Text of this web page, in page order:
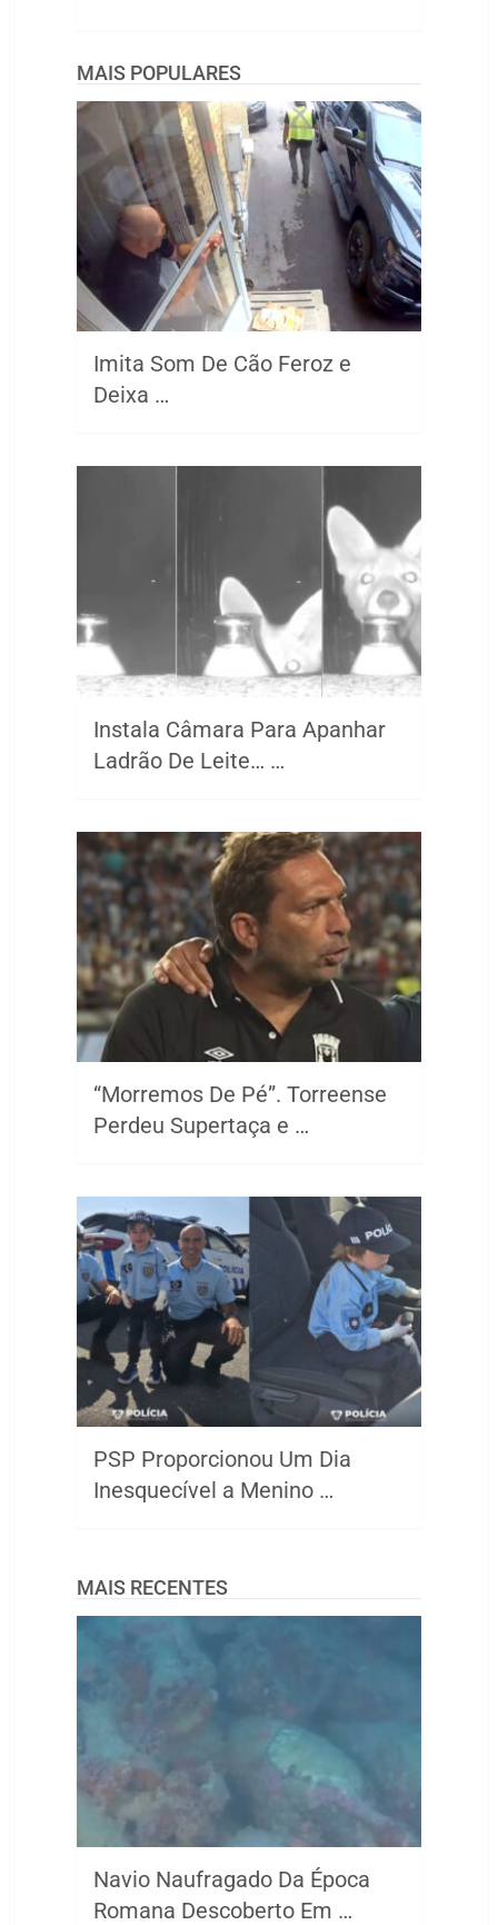
MAIS POPULARES
Imita Som De Cão Feroz e
Deixa …
Instala Câmara Para Apanhar
Ladrão De Leite… …
“Morremos De Pé”. Torreense
Perdeu Supertaça e …
PSP Proporcionou Um Dia
Inesquecível a Menino …
MAIS RECENTES
Navio Naufragado Da Época
Romana Descoberto Em …